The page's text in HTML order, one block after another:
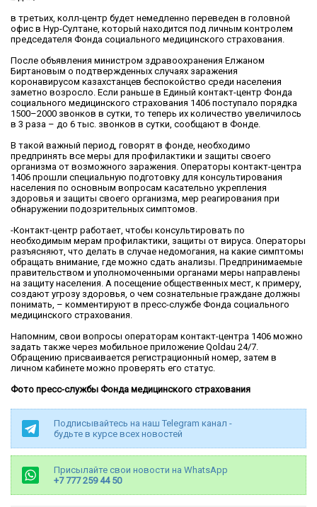
в третьих, колл-центр будет немедленно переведен в головной
офис в Нур-Султане, который находится под личным контролем
председателя Фонда социального медицинского страхования.
После объявления министром здравоохранения Елжаном
Биртановым о подтвержденных случаях заражения
коронавирусом казахстанцев беспокойство среди населения
заметно возросло. Если раньше в Единый контакт-центр Фонда
социального медицинского страхования 1406 поступало порядка
1500–2000 звонков в сутки, то теперь их количество увеличилось
в 3 раза – до 6 тыс. звонков в сутки, сообщают в Фонде.
В такой важный период, говорят в фонде, необходимо
предпринять все меры для профилактики и защиты своего
организма от возможного заражения. Операторы контакт-центра
1406 прошли специальную подготовку для консультирования
населения по основным вопросам касательно укрепления
здоровья и защиты своего организма, мер реагирования при
обнаружении подозрительных симптомов.
-Контакт-центр работает, чтобы консультировать по
необходимым мерам профилактики, защиты от вируса. Операторы
разъясняют, что делать в случае недомогания, на какие симптомы
обращать внимание, где можно сдать анализы. Предпринимаемые
правительством и уполномоченными органами меры направлены
на защиту населения. А посещение общественных мест, к примеру,
создают угрозу здоровья, о чем сознательные граждане должны
понимать, – комментируют в пресс-службе Фонда социального
медицинского страхования.
Напомним, свои вопросы операторам контакт-центра 1406 можно
задать также через мобильное приложение Qoldau 24/7.
Обращению присваивается регистрационный номер, затем в
личном кабинете можно проверять его статус.
Фото пресс-службы Фонда медицинского страхования
Подписывайтесь на наш Telegram канал -
будьте в курсе всех новостей
Присылайте свои новости на WhatsApp
+7 777 259 44 50